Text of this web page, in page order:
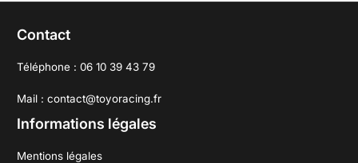
Contact
Téléphone : 06 10 39 43 79
Mail : contact@toyoracing.fr
Informations légales
Mentions légales